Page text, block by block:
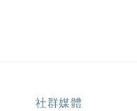
社群媒體